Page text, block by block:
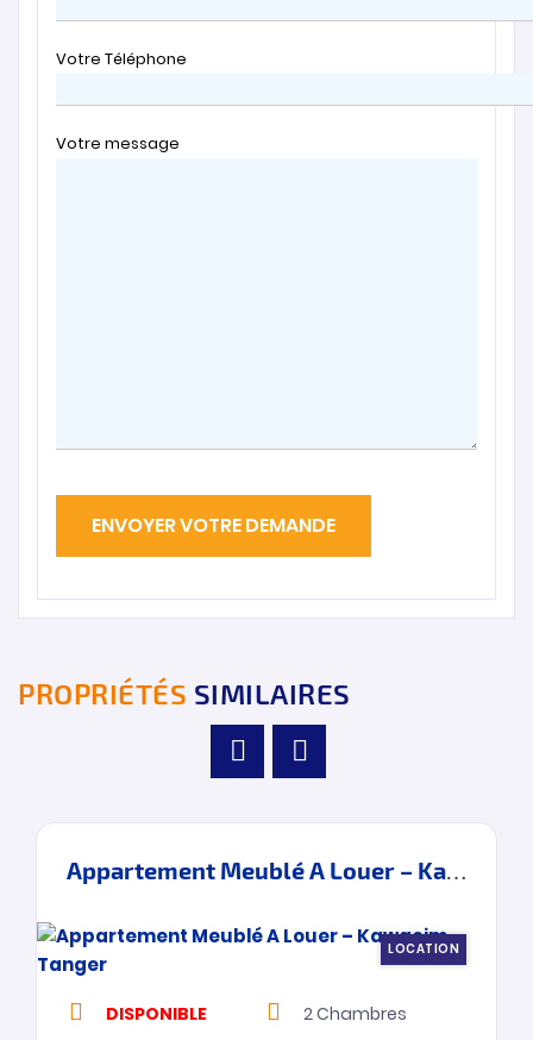
Votre Téléphone
Votre message
PROPRIÉTÉS SIMILAIRES
Appartement Meublé A Louer – Kawacim – Tanger
LOCATION
DISPONIBLE 2Chambres